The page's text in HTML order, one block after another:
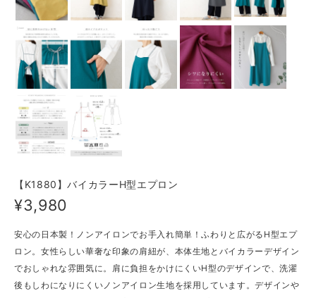
【K1880】バイカラーH型エプロン
¥3,980
安心の日本製！ノンアイロンでお手入れ簡単！ふわりと広がるH型エプ
ロン。女性らしい華奢な印象の肩紐が、本体生地とバイカラーデザイン
でおしゃれな雰囲気に。肩に負担をかけにくいH型のデザインで、洗濯
後もしわになりにくいノンアイロン生地を採用しています。デザインや